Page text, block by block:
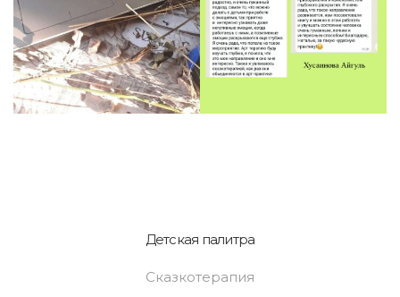
Детская палитра
Сказкотерапия